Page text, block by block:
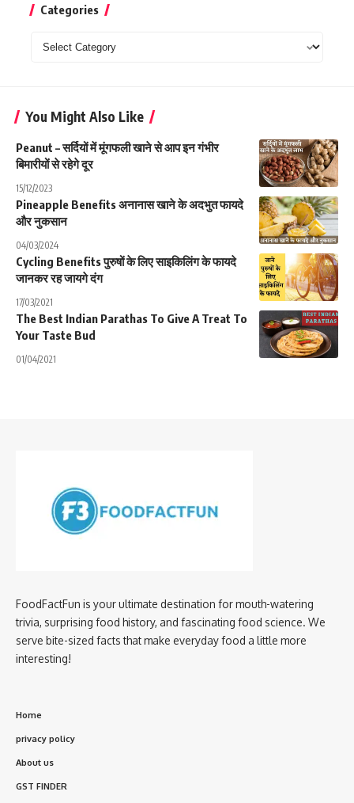
Categories
Categories
You Might Also Like
Peanut – सर्दियों में मूंगफली खाने से आप इन गंभीर
बिमारीयों से रहेगे दूर
15/12/2023
Pineapple Benefits अनानास खाने के अदभुत फायदे
और नुकसान
04/03/2024
Cycling Benefits पुरुषों के लिए साइकिलिंग के फायदे
जानकर रह जायगे दंग
17/03/2021
The Best Indian Parathas To Give A Treat To
Your Taste Bud
01/04/2021
FoodFactFun is your ultimate destination for mouth-watering
trivia, surprising food history, and fascinating food science. We
serve bite-sized facts that make everyday food a little more
interesting!
Home
privacy policy
About us
GST FINDER